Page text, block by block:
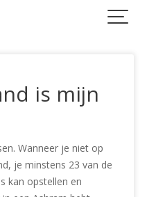
is mijn
Wanneer je niet op
je minstens 23 van de
kan opstellen en